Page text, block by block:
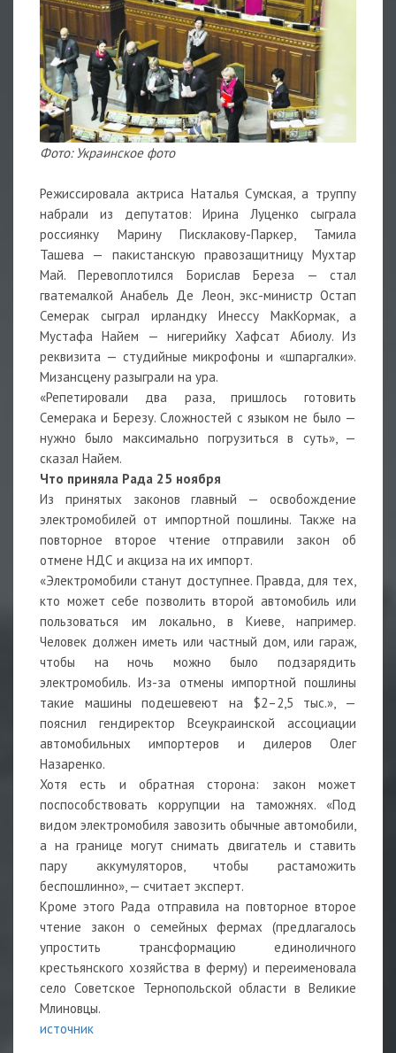
Фото: Украинское фото
Режиссировала актриса Наталья Сумская, а труппу
набрали из депутатов: Ирина Луценко сыграла
россиянку Марину Писклакову-Паркер, Тамила
Ташева — пакистанскую правозащитницу Мухтар
Май. Перевоплотился Борислав Береза — стал
гватемалкой Анабель Де Леон, экс-министр Остап
Семерак сыграл ирландку Инессу МакКормак, а
Мустафа Найем — нигерийку Хафсат Абиолу. Из
реквизита — студийные микрофоны и «шпаргалки».
Мизансцену разыграли на ура.
«Репетировали два раза, пришлось готовить
Семерака и Березу. Сложностей с языком не было —
нужно было максимально погрузиться в суть», —
сказал Найем.
Что приняла Рада 25 ноября
Из принятых законов главный — освобождение
электромобилей от импортной пошлины. Также на
повторное второе чтение отправили закон об
отмене НДС и акциза на их импорт.
«Электромобили станут доступнее. Правда, для тех,
кто может себе позволить второй автомобиль или
пользоваться им локально, в Киеве, например.
Человек должен иметь или частный дом, или гараж,
чтобы на ночь можно было подзарядить
электромобиль. Из-за отмены импортной пошлины
такие машины подешевеют на $2–2,5 тыс.», —
пояснил гендиректор Всеукраинской ассоциации
автомобильных импортеров и дилеров Олег
Назаренко.
Хотя есть и обратная сторона: закон может
поспособствовать коррупции на таможнях. «Под
видом электромобиля завозить обычные автомобили,
а на границе могут снимать двигатель и ставить
пару аккумуляторов, чтобы растаможить
беспошлинно», — считает эксперт.
Кроме этого Рада отправила на повторное второе
чтение закон о семейных фермах (предлагалось
упростить трансформацию единоличного
крестьянского хозяйства в ферму) и переименовала
село Советское Тернопольской области в Великие
Млиновцы.
источник